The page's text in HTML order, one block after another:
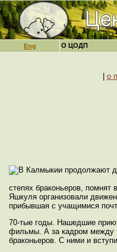
Eng
о
степях браконьеров, помнят
Яшкуля организовали
прибывшая с учащимися
70-тые годы. Нашедшие
фильмы. А за кадром между
браконьеров. С ними и
О ЦОДП